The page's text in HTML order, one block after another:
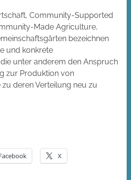
Community-Supported
Made Agriculture,
bezeichnen
und konkrete
unter anderem den Anspruch
zur Produktion von
deren Verteilung neu zu
X